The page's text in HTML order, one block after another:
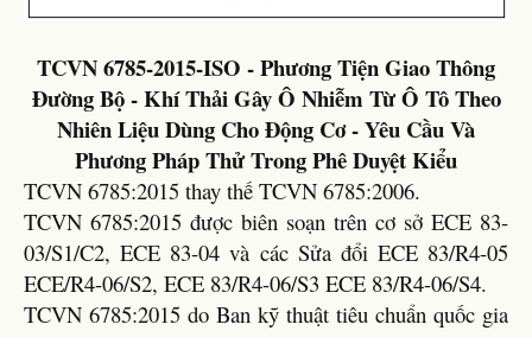
TCVN 6785-2015-ISO - Phương Tiện Giao Thông
Đường Bộ - Khí Thải Gây Ô Nhiễm Từ Ô Tô Theo
Nhiên Liệu Dùng Cho Động Cơ - Yêu Cầu Và
Phương Pháp Thử Trong Phê Duyệt Kiểu
TCVN 6785:2015 thay thế TCVN 6785:2006.
TCVN 6785:2015 được biên soạn trên cơ sở ECE 83-
03/S1/C2, ECE 83-04 và các Sửa đổi ECE 83/R4-05
ECE/R4-06/S2, ECE 83/R4-06/S3 ECE 83/R4-06/S4.
TCVN 6785:2015 do Ban kỹ thuật tiêu chuẩn quốc gia